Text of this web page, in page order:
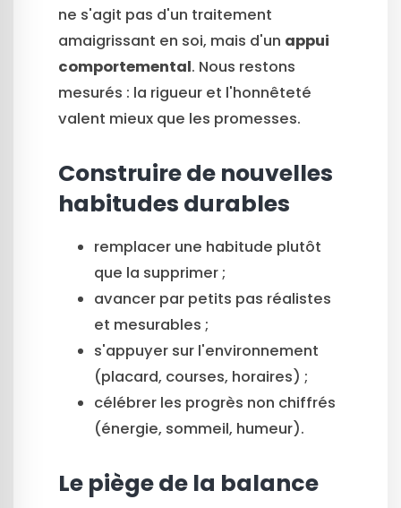
ne s'agit pas d'un traitement
amaigrissant en soi, mais d'un appui
comportemental. Nous restons
mesurés : la rigueur et l'honnêteté
valent mieux que les promesses.
Construire de nouvelles
habitudes durables
remplacer une habitude plutôt
que la supprimer ;
avancer par petits pas réalistes
et mesurables ;
s'appuyer sur l'environnement
(placard, courses, horaires) ;
célébrer les progrès non chiffrés
(énergie, sommeil, humeur).
Le piège de la balance